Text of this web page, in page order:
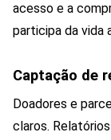
acesso e a
participa da vida
Captação de
Doadores e
claros.